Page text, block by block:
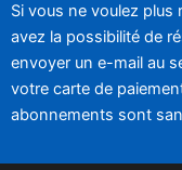
Si vous ne voulez plus
avez la possibilité de
envoyer un e-mail au
votre carte de
abonnements sont